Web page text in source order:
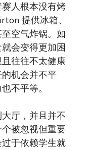
人根本没有烤
提供冰箱、
空气炸锅。如
会变得更加困
往往不太健康
机会并不平
不平等。
厅，并且并不
被忽视但重要
于依赖学生就